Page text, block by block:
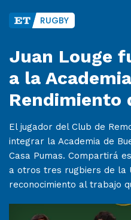
RUGBY
Juan Louge
a la
Rendimiento
El jugador del Club de
integrar la Academia de
Casa Pumas. Compartirá
a otros tres rugbiers de la
reconocimiento al trabajo